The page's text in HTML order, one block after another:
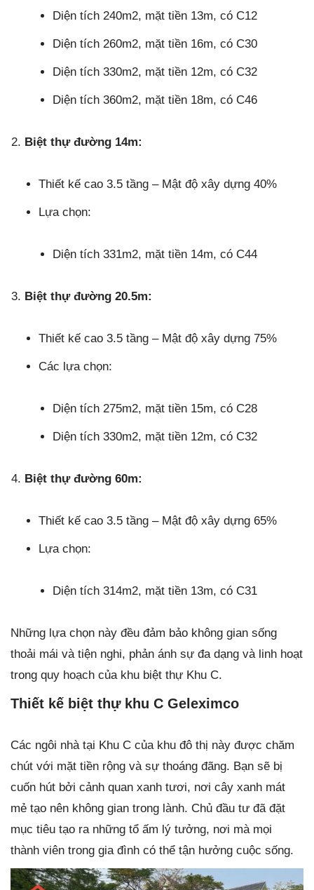
Diện tích 240m2, mặt tiền 13m, có C12
Diện tích 260m2, mặt tiền 16m, có C30
Diện tích 330m2, mặt tiền 12m, có C32
Diện tích 360m2, mặt tiền 18m, có C46
Biệt thự đường 14m:
Thiết kế cao 3.5 tầng – Mật độ xây dựng 40%
Lựa chọn:
Diện tích 331m2, mặt tiền 14m, có C44
Biệt thự đường 20.5m:
Thiết kế cao 3.5 tầng – Mật độ xây dựng 75%
Các lựa chọn:
Diện tích 275m2, mặt tiền 15m, có C28
Diện tích 330m2, mặt tiền 12m, có C32
Biệt thự đường 60m:
Thiết kế cao 3.5 tầng – Mật độ xây dựng 65%
Lựa chọn:
Diện tích 314m2, mặt tiền 13m, có C31
Những lựa chọn này đều đảm bảo không gian sống
thoải mái và tiện nghi, phản ánh sự đa dạng và linh hoạt
trong quy hoạch của khu biệt thự Khu C.
Thiết kế biệt thự khu C Geleximco
Các ngôi nhà tại Khu C của khu đô thị này được chăm
chút với mặt tiền rộng và sự thoáng đãng. Bạn sẽ bị
cuốn hút bởi cảnh quan xanh tươi, nơi cây xanh mát
mẻ tạo nên không gian trong lành. Chủ đầu tư đã đặt
mục tiêu tạo ra những tổ ấm lý tưởng, nơi mà mọi
thành viên trong gia đình có thể tận hưởng cuộc sống.